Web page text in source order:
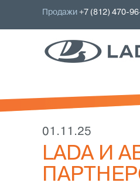
Продажи +7 (812) 470-
01.11.25
LADA И